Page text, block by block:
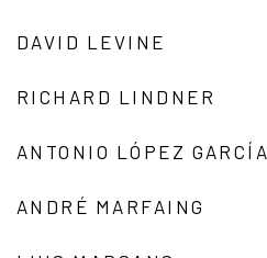
DAVID LEVINE
RICHARD LINDNER
ANTONIO LÓPEZ GARCÍA
ANDRÉ MARFAING